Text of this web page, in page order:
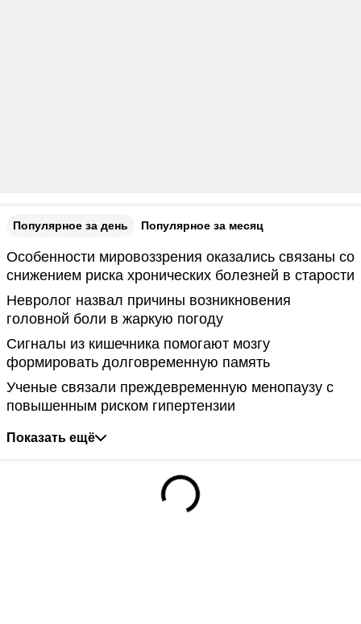
Популярное за день Популярное за месяц
Особенности мировоззрения оказались связаны со
снижением риска хронических болезней в старости
Невролог назвал причины возникновения
головной боли в жаркую погоду
Сигналы из кишечника помогают мозгу
формировать долговременную память
Ученые связали преждевременную менопаузу с
повышенным риском гипертензии
Показать ещё